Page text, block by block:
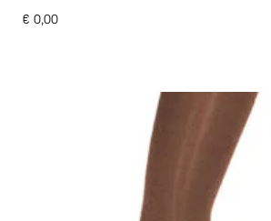
€ 0,00